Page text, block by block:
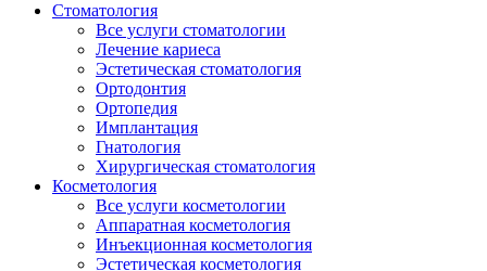
Стоматология
Все услуги стоматологии
Лечение кариеса
Эстетическая стоматология
Ортодонтия
Ортопедия
Имплантация
Гнатология
Хирургическая стоматология
Косметология
Все услуги косметологии
Аппаратная косметология
Инъекционная косметология
Эстетическая косметология